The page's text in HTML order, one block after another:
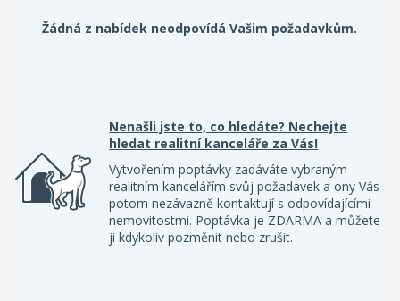
Žádná z nabídek neodpovídá Vašim požadavkům.
Nenašli jste to, co hledáte? Nechejte
hledat realitní kanceláře za Vás!
Vytvořením poptávky zadáváte vybraným
realitním kancelářím svůj požadavek a ony Vás
potom nezávazně kontaktují s odpovídajícími
nemovitostmi. Poptávka je ZDARMA a můžete
ji kdykoliv pozměnit nebo zrušit.